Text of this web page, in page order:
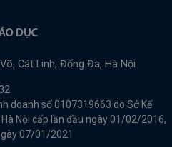
Cát Linh, Đống Đa, Hà Nội
doanh số 0107319663 do Sở Kế
Nội cấp lần đầu ngày 01/02/2016,
07/01/2021